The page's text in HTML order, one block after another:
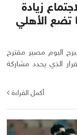
زيادة
تضع الأهلي
اليوم مصير مقترح
الذي يحدد مشاركة
أكمل القراءة